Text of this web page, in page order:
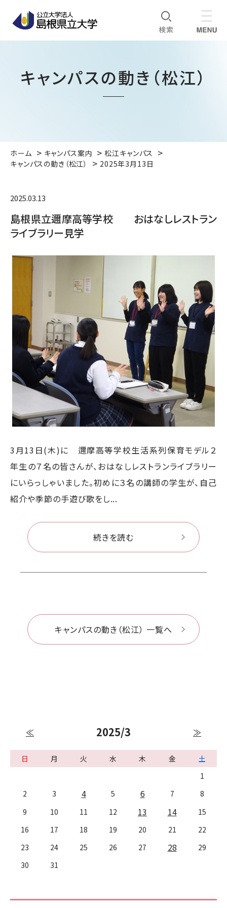
キャンパスの動き（松江）
ホーム キャンパス案内
松江キャンパス
キャンパスの動き（松江）
2025年3月13日
2025.03.13
島根県立邇摩高等学校 おはなしレストラン
ライブラリー見学
3月13日(木)に 邇摩高等学校生活系列保育モデル２
年生の７名の皆さんが、おはなしレストランライブラリー
にいらっしゃいました。初めに３名の講師の学生が、自己
紹介や季節の手遊び歌をし...
続きを読む
キャンパスの動き（松江） 一覧へ
≪ 2025/3 ≫
日 月 火 水 木 金
土
1
2
3 4 5 6 7
8
9
10 11 12 13 14
15
16
17 18 19 20 21
22
23
24 25 26 27 28
29
30
31